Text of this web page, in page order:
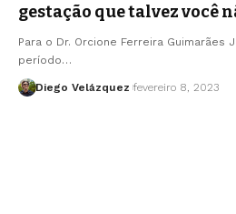
gestação que talvez você
Para o Dr. Orcione Ferreira Guimarães
período…
Diego Velázquez fevereiro 8, 2023